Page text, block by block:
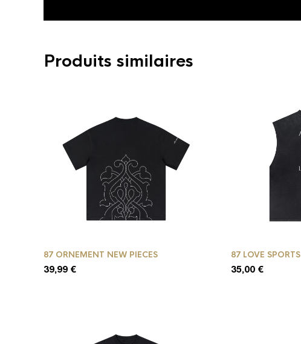
Produits similaires
87 ORNEMENT NEW PIECES
39,99 €
87 LOVE SPORTS
35,00 €